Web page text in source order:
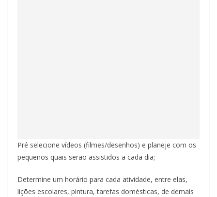
Pré selecione vídeos (filmes/desenhos) e planeje com os
pequenos quais serão assistidos a cada dia;
Determine um horário para cada atividade, entre elas,
lições escolares, pintura, tarefas domésticas, de demais